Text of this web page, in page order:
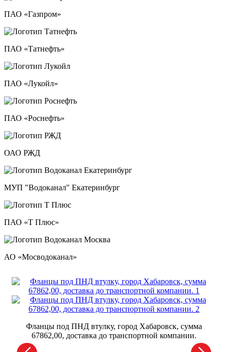
ПАО «Газпром»
ПАО «Татнефть»
ПАО «Лукойл»
ПАО «Роснефть»
ОАО РЖД
МУП "Водоканал" Екатеринбург
ПАО «Т Плюс»
АО «Мосводоканал»
Фланцы под ПНД втулку, город Хабаровск, сумма
67862,00, доставка до транспортной компании.